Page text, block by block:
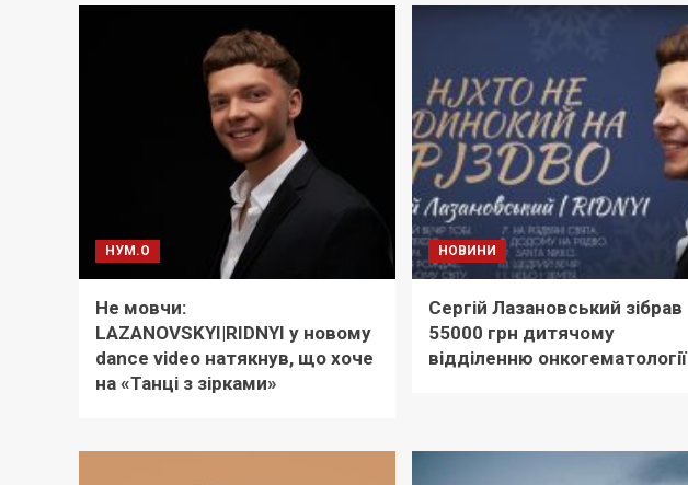
НУМ.О
Не мовчи:
LAZANOVSKYI|RIDNYI у новому
dance video натякнув, що хоче
на «Танці з зірками»
НОВИНИ
Сергій Лазановський зібрав
55000 грн дитячому
відділенню онкогематології